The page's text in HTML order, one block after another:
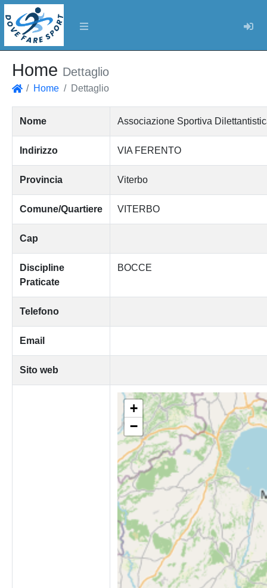
Home Dettaglio
Home Dettaglio
Nome Associazione Sportiva
Indirizzo VIA FERENTO
Provincia Viterbo
Comune/Quartiere VITERBO
Cap
Discipline
Praticate
BOCCE
Telefono
Email
Sito web
+
−